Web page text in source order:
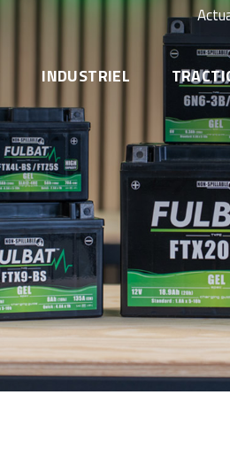
INDUSTRIEL